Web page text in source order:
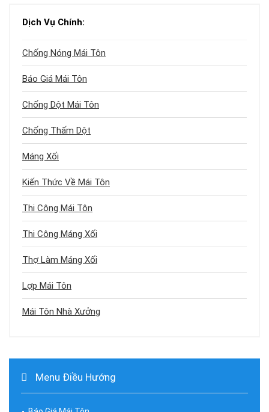
Dịch Vụ Chính:
Chống Nóng Mái Tôn
Báo Giá Mái Tôn
Chống Dột Mái Tôn
Chống Thấm Dột
Máng Xối
Kiến Thức Về Mái Tôn
Thi Công Mái Tôn
Thi Công Máng Xối
Thợ Làm Máng Xối
Lợp Mái Tôn
Mái Tôn Nhà Xưởng
Menu Điều Hướng